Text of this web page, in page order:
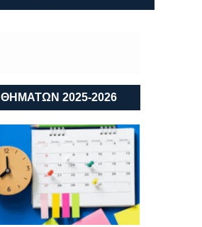
2025-2026